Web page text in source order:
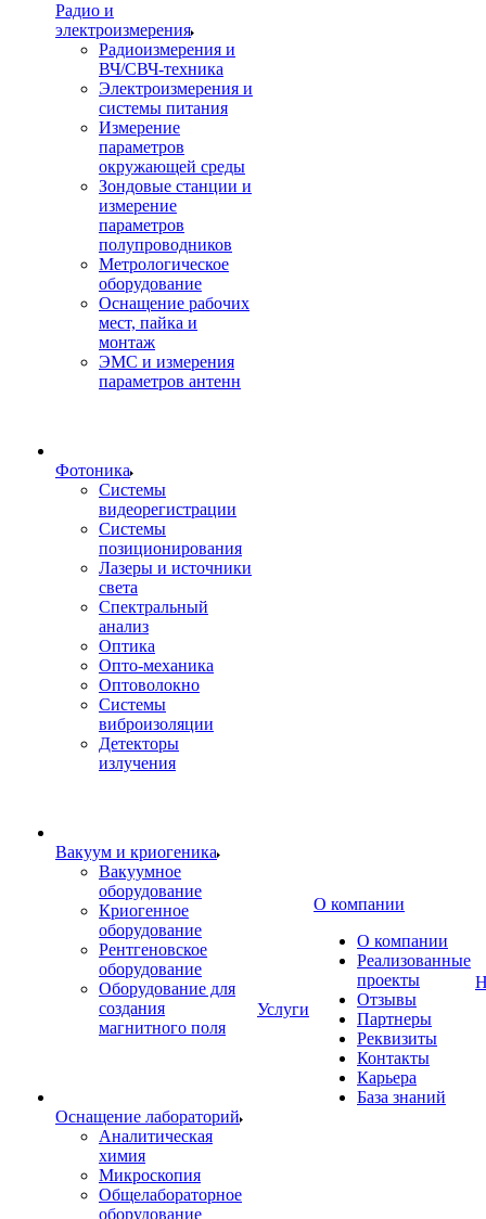
Радио и
электроизмерения
Радиоизмерения и
ВЧ/СВЧ-техника
Электроизмерения и
системы питания
Измерение
параметров
окружающей среды
Зондовые станции и
измерение
параметров
полупроводников
Метрологическое
оборудование
Оснащение рабочих
мест, пайка и
монтаж
ЭМС и измерения
параметров антенн
Фотоника
Cистемы
видеорегистрации
Системы
позиционирования
Лазеры и источники
света
Спектральный
анализ
Оптика
Опто-механика
Оптоволокно
Системы
виброизоляции
Детекторы
излучения
Вакуум и криогеника
Вакуумное
оборудование
Криогенное
оборудование
Рентгеновское
оборудование
Оборудование для
создания
магнитного поля
Оснащение лабораторий
Аналитическая
химия
Микроскопия
Общелабораторное
оборудование
Услуги
О компании
О компании
Реализованные
проекты
Отзывы
Партнеры
Реквизиты
Контакты
Карьера
База знаний